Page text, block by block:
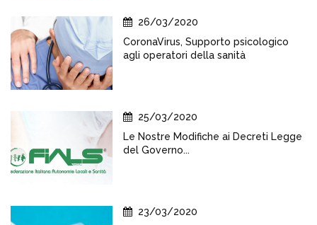
26/03/2020
CoronaVirus, Supporto psicologico
agli operatori della sanità
25/03/2020
Le Nostre Modifiche ai Decreti Legge
del Governo...
23/03/2020